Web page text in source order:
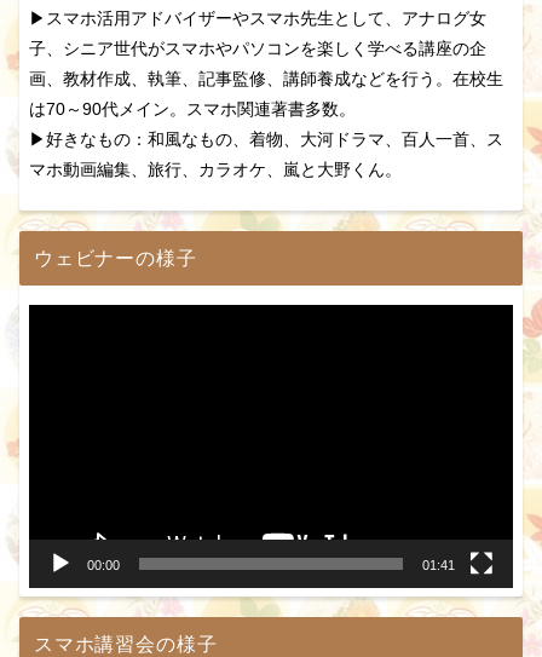
▶スマホ活用アドバイザーやスマホ先生として、アナログ女
子、シニア世代がスマホやパソコンを楽しく学べる講座の企
画、教材作成、執筆、記事監修、講師養成などを行う。在校生
は70～90代メイン。スマホ関連著書多数。
▶好きなもの：和風なもの、着物、大河ドラマ、百人一首、ス
マホ動画編集、旅行、カラオケ、嵐と大野くん。
ウェビナーの様子
00:00 01:41
スマホ講習会の様子